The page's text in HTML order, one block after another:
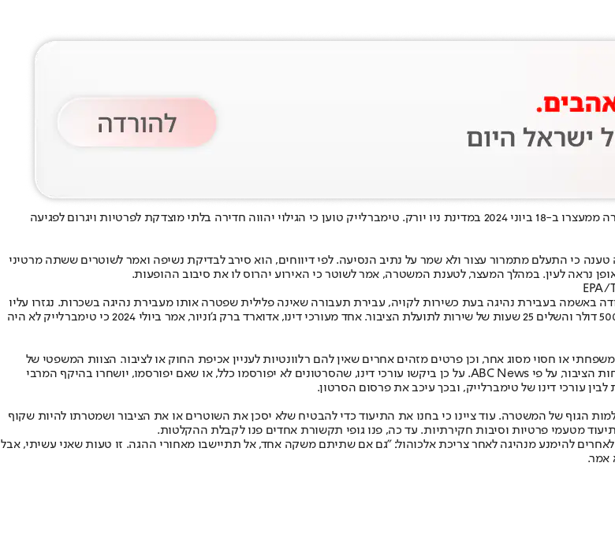
ג'סטין טימברלייק הגיש תביעה כדי לחסום פרסום לציבור של תיעוד ממצלמות הגוף של המשטרה ממעצרו ב-18 ביוני 2024 במדינת ניו יורק. טימברלייק טוען כי הגילוי יהווה חדירה בלתי מוצדקת לפרטיות ויגרום לפגיעה
בשכרות. המשטרה טענה כי התעלם מתמרור עצור ולא שמר על נתיב הנסיעה. לפי דיווחים, הוא סירב לבדיקת נשיפה ואמר לשוטרים ששתה מרטיני
נראה לעין. במהלך המעצר, לטענת המשטרה, אמר לשוטר כי האירוע יהרוס לו את סיבוב ההופעות.
לבדיקת אלכוהול, רישיון הנהיגה שלו הושעה לשנה אחת. בספטמבר 2024 הוא הודה באשמה בעבירת נהיגה בעת כשירות לקויה, עבירת תעבורה שאינה פלילית שפטרה אותו מעבירת נהיגה בשכרות. נגזרו עליו
שירות לתועלת הציבור, קנס, והשעיית רישיון נהיגה ל-90 יום. לפי דיווחים, הוא שילם קנס של 500 דולר והשלים 25 שעות של שירות לתועלת הציבור. אחד מעורכי דינו, אדוארד ברק ג'וניור, אמר ביולי 2024 כי טימברלייק לא היה
או חסוי מסוג אחר, וכן פרטים מזהים אחרים שאין להם רלוונטיות לעניין אכיפת החוק או לציבור. הצוות המשפטי של
האמן טוען כי פרסומו יחשוף אותו ללעג ולהטרדה ציבוריים העולים בהרבה על כל תועלת לבטיחות הציבור, על פי ABC News. על כן ביקשו עורכי דינו, שהסרטונים לא יפורסמו כלל, או שאם יפורסמו, יושחרו בהיקף המרבי
עורכי דינו של טימברלייק, ובכך עיכב את פרסום הסרטון.
הגוף של המשטרה. עוד ציינו כי בחנו את התיעוד כדי להבטיח שלא יסכן את השוטרים או את הציבור ושמטרתו להיות שקוף
מטעמי פרטיות וסיבות חקירתיות. עד כה, פנו גופי תקשורת אחדים פנו לקבלת ההקלטות.
להימנע מנהיגה לאחר צריכת אלכוהול: "גם אם שתיתם משקה אחד, אל תתיישבו מאחורי ההגה. זו טעות שאני עשיתי, אבל
אמר.